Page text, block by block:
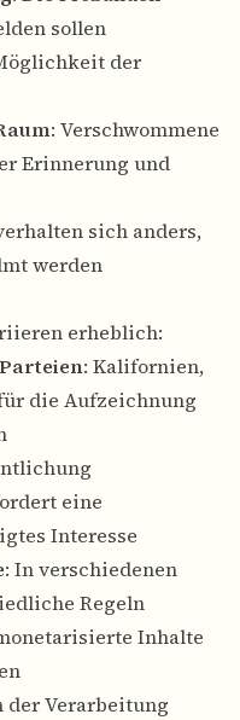
sollen
der
: Verschwommene
Erinnerung und
sich anders,
werden
erheblich:
: Kalifornien,
die Aufzeichnung
eine
Interesse
: In verschiedenen
Regeln
Inhalte
der Verarbeitung